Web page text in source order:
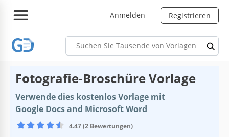
Anmelden Registrieren
Fotografie-Broschüre Vorlage
Verwende dies kostenlos Vorlage mit
Google Docs and Microsoft Word
4.47 (2 Bewertungen)